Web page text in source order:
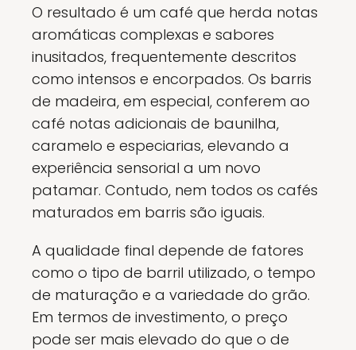
O resultado é um café que herda notas
aromáticas complexas e sabores
inusitados, frequentemente descritos
como intensos e encorpados. Os barris
de madeira, em especial, conferem ao
café notas adicionais de baunilha,
caramelo e especiarias, elevando a
experiência sensorial a um novo
patamar. Contudo, nem todos os cafés
maturados em barris são iguais.
A qualidade final depende de fatores
como o tipo de barril utilizado, o tempo
de maturação e a variedade do grão.
Em termos de investimento, o preço
pode ser mais elevado do que o de